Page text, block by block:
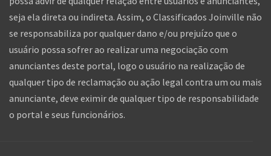
seja ela direta ou indireta. Assim, o Classificados Joinville não
se responsabiliza por qualquer dano e/ou prejuízo que o
usuário possa sofrer ao realizar uma negociação com
anunciantes deste portal, logo o usuário na realização de
qualquer tipo de reclamação ou ação legal contra um ou mais
anunciante, deve eximir de qualquer tipo de responsabilidade
o portal e seus funcionários.